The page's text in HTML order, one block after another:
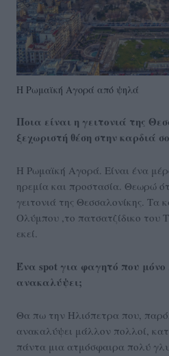
Η Ρωμαϊκή Αγορά από ψηλά
Ποια είναι η γειτονιά της
ξεχωριστή θέση στην καρδιά
Η Ρωμαϊκή Αγορά. Είναι ένα
ηρεμία και προστασία. Θεωρώ
γειτονιά της Θεσσαλονίκης. Τα
Ολύμπου ,το πατσατζίδικο του
εκεί.
Ένα spot για φαγητό που μόνο
ανακαλύψει;
Θα πω την Ηλιόπετρα που,
ανακαλύψει μάλλον πολλοί,
πάντα μια ατμόσφαιρα πολύ